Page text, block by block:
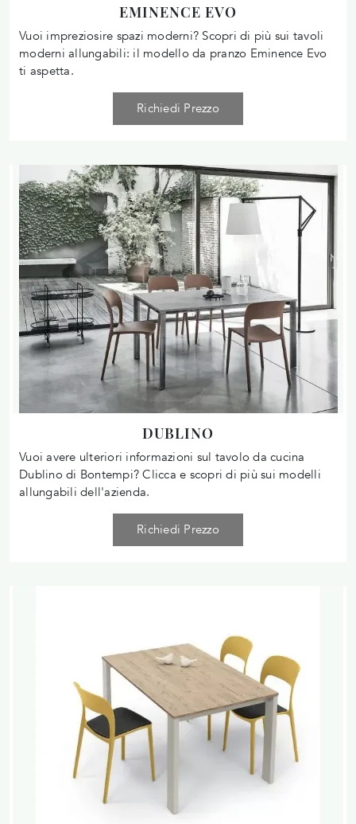
EMINENCE EVO
Vuoi impreziosire spazi moderni? Scopri di più sui tavoli
moderni allungabili: il modello da pranzo Eminence Evo
ti aspetta.
Richiedi Prezzo
DUBLINO
Vuoi avere ulteriori informazioni sul tavolo da cucina
Dublino di Bontempi? Clicca e scopri di più sui modelli
allungabili dell'azienda.
Richiedi Prezzo